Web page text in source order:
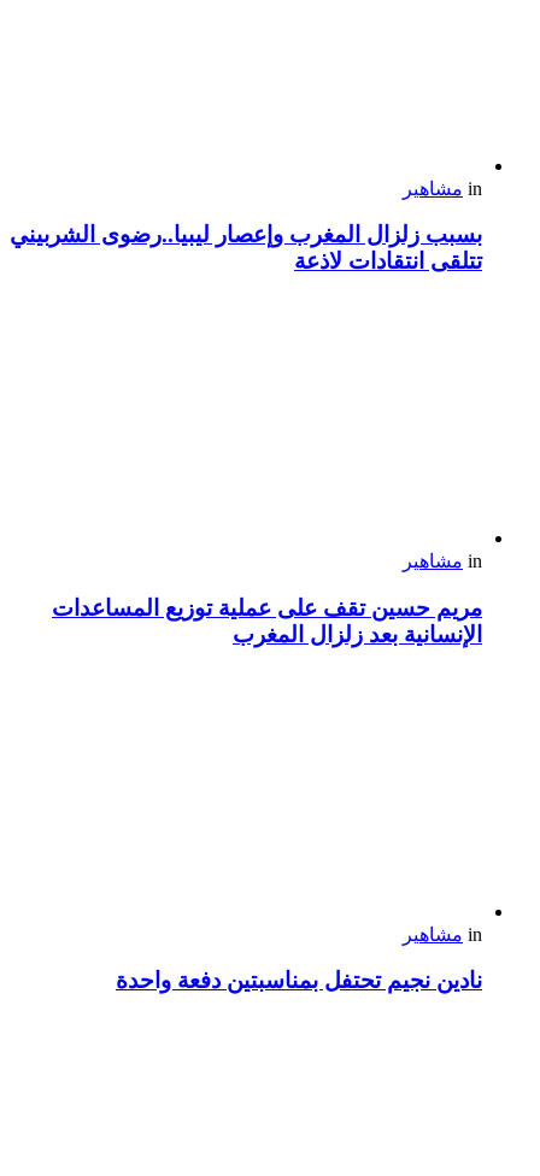
in مشاهير
بسبب زلزال المغرب وإعصار ليبيا..رضوى الشربيني
تتلقى انتقادات لاذعة
in مشاهير
مريم حسين تقف على عملية توزيع المساعدات
الإنسانية بعد زلزال المغرب
in مشاهير
نادين نجيم تحتفل بمناسبتين دفعة واحدة